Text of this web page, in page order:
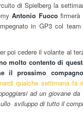
di Spielberg la
Antonio Fuocofirmerà
in GP3 col
poi cedere il volante al
molto contento di
il prossimo
qualche settimana fa
ad un giovane
sviluppo di tutto il